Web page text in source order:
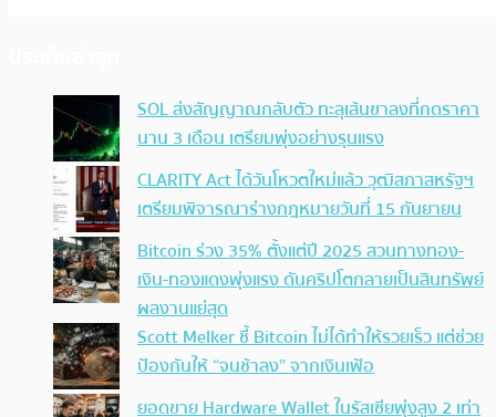
SOL ส่งสัญญาณกลับตัว ทะลุเส้นขาลงที่กดราคา
นาน 3 เดือน เตรียมพุ่งอย่างรุนแรง
CLARITY Act ได้วันโหวตใหม่แล้ว วุฒิสภาสหรัฐฯ
เตรียมพิจารณาร่างกฎหมายวันที่ 15 กันยายน
Bitcoin ร่วง 35% ตั้งแต่ปี 2025 สวนทางทอง-
เงิน-ทองแดงพุ่งแรง ดันคริปโตกลายเป็นสินทรัพย์
ผลงานแย่สุด
Scott Melker ชี้ Bitcoin ไม่ได้ทำให้รวยเร็ว แต่ช่วย
ป้องกันให้ “จนช้าลง” จากเงินเฟ้อ
ยอดขาย Hardware Wallet ในรัสเซียพุ่งสูง 2 เท่า